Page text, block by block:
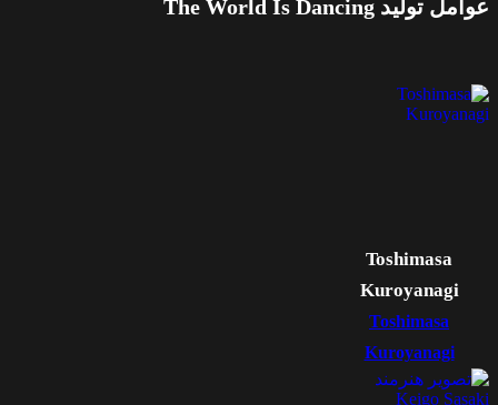
عوامل تولید The World Is Dancing
Toshimasa
Kuroyanagi
Toshimasa
Kuroyanagi